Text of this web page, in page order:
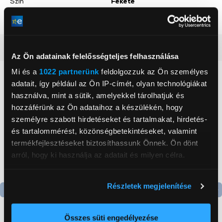
Az Ön adatainak felelősségteljes felhasználása
Mi és a 1022 partnerünk feldolgozzuk az Ön személyes
adatait, így például az Ön IP-címét, olyan technológiákat
használva, mint a sütik, amelyekkel tárolhatjuk és
hozzáférünk az Ön adataihoz a készülékén, hogy
személyre szabott hirdetéseket és tartalmakat, hirdetés-
és tartalommérést, közönségbetekintéseket, valamint
termékfejlesztéseket biztosíthassunk Önnek. Ön dönt
arról, hogy ki használja az adatait és milyen célra.
elhelyezkedéséről pár méteres pontossággal
Az Ön készülékén beazonosítása annak konkrét
Részletek megjelenítése
Összes süti engedélyezése
Gyári
Neked ajánljuk